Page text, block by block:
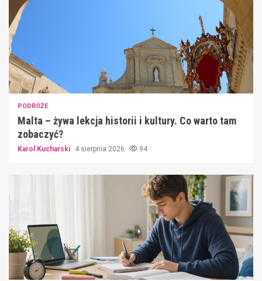
PODRÓŻE
Malta – żywa lekcja historii i kultury. Co warto tam
zobaczyć?
Karol Kucharski 4 sierpnia 2026 94